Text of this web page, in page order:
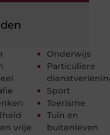
vrije
Onderwijs
Particuliere
Sport
Toerisme
Tuin en
buitenleven